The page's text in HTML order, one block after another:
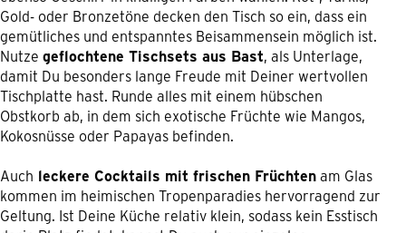
Gold- oder Bronzetöne decken den Tisch so ein, dass ein
gemütliches und entspanntes Beisammensein möglich ist.
Nutze geflochtene Tischsets aus Bast, als Unterlage,
damit Du besonders lange Freude mit Deiner wertvollen
Tischplatte hast. Runde alles mit einem hübschen
Obstkorb ab, in dem sich exotische Früchte wie Mangos,
Kokosnüsse oder Papayas befinden.
Auch leckere Cocktails mit frischen Früchtenam Glas
kommen im heimischen Tropenparadies hervorragend zur
Geltung. Ist Deine Küche relativ klein, sodass kein Esstisch